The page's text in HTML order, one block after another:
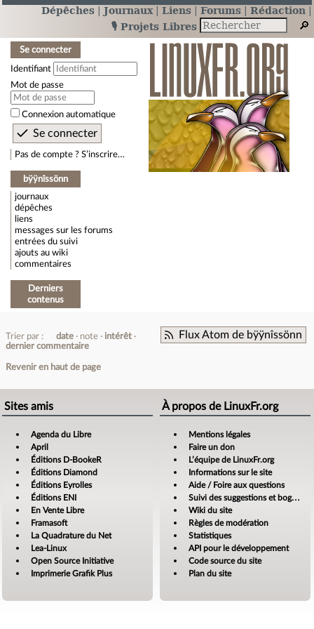
Dépêches Journaux Liens Forums
Rédaction
🎙️ Projets Libres
Se connecter
Identifiant
Mot de passe
Connexion automatique
Pas de compte ? S’inscrire…
bÿÿnîssönn
journaux
dépêches
liens
messages sur les forums
entrées du suivi
ajouts au wiki
commentaires
Derniers
contenus
Flux Atom de bÿÿnîssönn
Trier par : date note
intérêt
dernier commentaire
Revenir en haut de page
Sites amis
Agenda du Libre
April
Éditions D-BookeR
Éditions Diamond
Éditions Eyrolles
Éditions ENI
En Vente Libre
Framasoft
La Quadrature du Net
Lea-Linux
Open Source Initiative
Imprimerie Grafik Plus
À propos de LinuxFr.org
Mentions légales
Faire un don
L’équipe de LinuxFr.org
Informations sur le site
Aide / Foire aux questions
Suivi des suggestions et bogues
Wiki du site
Règles de modération
Statistiques
API pour le développement
Code source du site
Plan du site